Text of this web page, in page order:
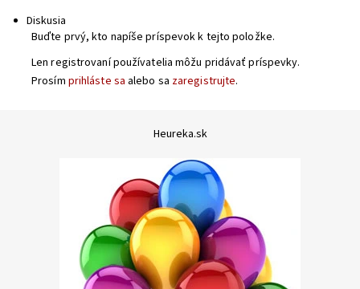
Diskusia
Buďte prvý, kto napíše príspevok k tejto položke.
Len registrovaní používatelia môžu pridávať príspevky.
Prosím prihláste sa alebo sa zaregistrujte.
Heureka.sk